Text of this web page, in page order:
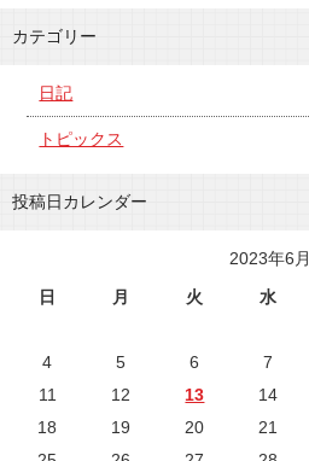
カテゴリー
日記
トピックス
投稿日カレンダー
2023年6月
日
月 火 水
4
5 6 7
11
12 13 14
18
19 20 21